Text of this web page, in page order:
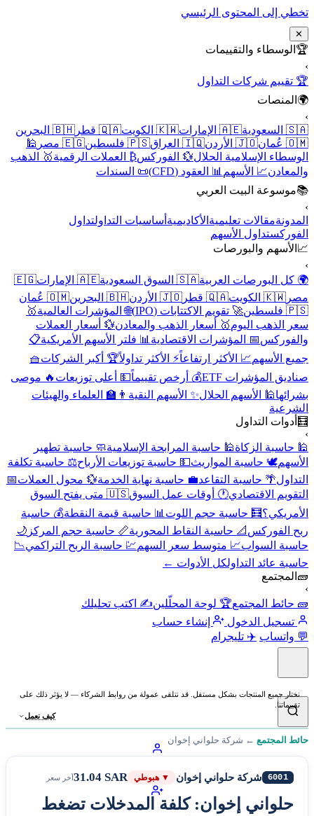
تخطي إلى المحتوى الرئيسي
✕
🏆 الوسطاء والتقييمات
›
🏆 تقييم شركات التداول
🌍 المنصات
›
🇸🇦 السعودية
🇦🇪 الإمارات 🇰🇼 الكويت 🇶🇦 قطر
🇧🇭 البحرين
🇴🇲 عُمان
🇯🇴 الأردن 🇮🇶 العراق 🇵🇸 فلسطين 🇪🇬 مصر
🕌
الوسطاء الإسلامية الحلال💱 الفوركس₿ العملات الرقمية🥇 الذهب
والمعادن📈 الأسهم 📊 العقود (CFD)
📜 السندات
📚موسوعة البيت العربي
›
المدونةمقالات تعليمية الأكاديمية أساسيات التداولتداول
الفوركستداول الأسهم
📈 الأسهم والبورصات
›
🌍 كل البورصات العربية🇸🇦 السوق السعودية 🇦🇪 الإمارات
🇪🇬
مصر 🇰🇼 الكويت 🇶🇦 قطر 🇯🇴 الأردن 🇧🇭 البحرين
🇴🇲 عُمان
🇵🇸 فلسطين
🚀 تقويم الاكتتابات (IPO) 🌐 المؤشرات العالمية🥇
سعر الذهب اليوم🥇 أسعار الذهب والمعادن💱 أسعار العملات
والفوركس📅 المؤشرات الاقتصادية 📊 فلتر الأسهم الأمريكية📋
جميع الأسهم📈 الأكثر ارتفاعاً⚡ الأكثر تداولاً🏆 أكبر الشركات🧺
صناديق المؤشرات ETF
💰 أرخص تقييماً💵 أعلى توزيعات 🔥 موصى
بشرائها🕌 الأسهم الحلال✨ الأسهم النقية 👨‍🏫 العلماء والهيئات
الشرعية
🧮 أدوات التداول
›
🕌 حاسبة الزكاة🕌 حاسبة المرابحة الإسلامية🧼 حاسبة تطهير
الأسهم🕊️ حاسبة المواريث💵 حاسبة توزيعات الأرباح⚖️ حاسبة تكلفة
التداول🌴 حاسبة التقاعد💼 حاسبة نهاية الخدمة💱 محول العملات📅
التقويم الاقتصادي🕐 أوقات عمل السوق
🇺🇸 متى يفتح السوق
الأمريكي؟🧮 حاسبة حجم اللوت 📊 حاسبة قيمة النقطة💰 حاسبة
ربح الفوركس 📐 حاسبة النقاط المحورية📏 حاسبة حجم المركز 🌙
حاسبة السواب📈 متوسط سعر السهم💹 حاسبة الربح التراكمي📉
حاسبة عائد التداولكل الأدوات ←
🧱 المجتمع
›
🧱 حائط المجتمع🏆 لوحة المحلّلين✍️ اكتب تحليلك
تسجيل الدخول
إنشاء حساب
💬 واتساب ✈️ تليجرام
نختار جميع المنتجات بشكل مستقل. قد نتلقى عمولة من روابط الشركاء — لا يؤثر ذلك على
تقييماتنا.
كيف نعمل
حائط المجتمع ← شركة حلواني إخوان
6001 شركة حلواني إخوان ▼ هبوطي 31.04 SARآخر سعر
حلواني إخوان: كلفة المدخلات تضغط